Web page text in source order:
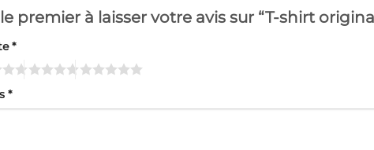
premier à laisser votre avis sur “T-shirt
*
*